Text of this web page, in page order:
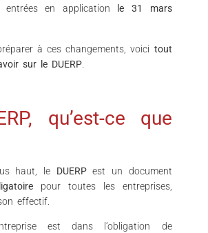
entrées en application
le 31 mars
à ces changements, voici tout
sur le DUERP
qu’est-ce que
haut, le DUERPest un document
pour toutes les entreprises,
effectif.
est dans l’obligation de